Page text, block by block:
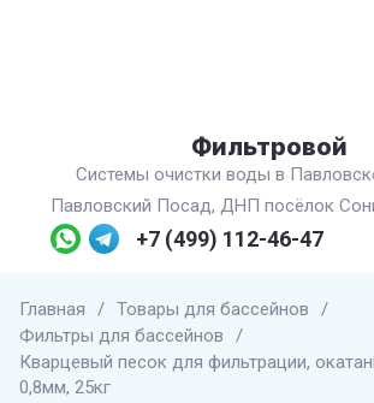
Фильтровой
Системы очистки воды в
Павловский Посад, ДНП посёлок
+7 (499) 112-46-47
Главная / Товары для бассейнов
/
Фильтры для бассейнов
/
Кварцевый песок для фильтрации,
0,8мм, 25кг